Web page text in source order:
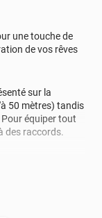
une touche de
de vos rêves
sur la
50 mètres) tandis
équiper tout
des raccords.
"colle en nid